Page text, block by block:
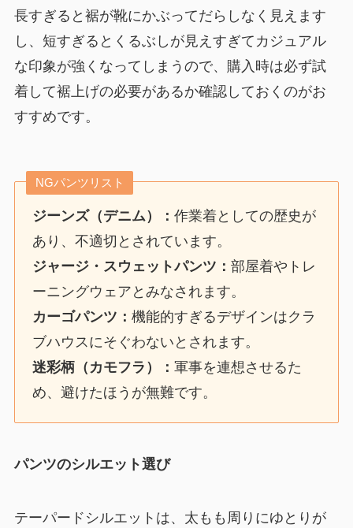
長すぎると裾が靴にかぶってだらしなく見えます
し、短すぎるとくるぶしが見えすぎてカジュアル
な印象が強くなってしまうので、購入時は必ず試
着して裾上げの必要があるか確認しておくのがお
すすめです。
NGパンツリスト
ジーンズ（デニム）：作業着としての歴史が
あり、不適切とされています。
ジャージ・スウェットパンツ：部屋着やトレ
ーニングウェアとみなされます。
カーゴパンツ：機能的すぎるデザインはクラ
ブハウスにそぐわないとされます。
迷彩柄（カモフラ）：軍事を連想させるた
め、避けたほうが無難です。
パンツのシルエット選び
テーパードシルエットは、太もも周りにゆとりが